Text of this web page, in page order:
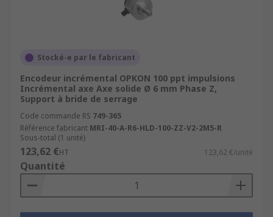
Stocké-e par le fabricant
Encodeur incrémental OPKON 100 ppt impulsions
Incrémental axe Axe solide Ø 6 mm Phase Z,
Support à bride de serrage
Code commande RS 749-365
Référence fabricant MRI-40-A-R6-HLD-100-ZZ-V2-2M5-R
Sous-total (1 unité)
123,62 €HT 123,62 €/unité
Quantité